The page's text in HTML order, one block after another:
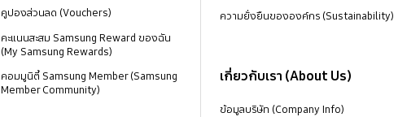
คูปองส่วนลด (Vouchers)
คะแนนสะสม Samsung Reward ของฉัน
(My Samsung Rewards)
คอมมูนิตี้ Samsung Member (Samsung
Member Community)
ความยั่งยืนขององค์กร (Sustainability)
เกี่ยวกับเรา (About Us)
ข้อมูลบริษัท (Company Info)